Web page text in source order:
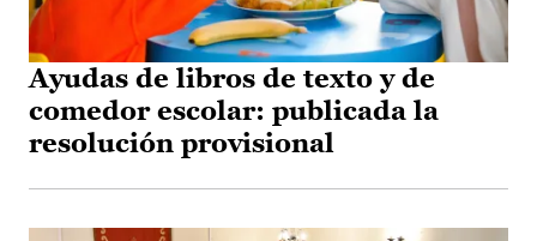
Ayudas de libros de texto y de
comedor escolar: publicada la
resolución provisional